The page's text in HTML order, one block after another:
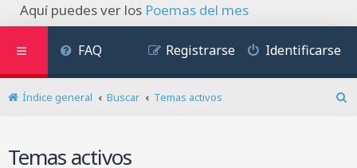
Aquí puedes ver los Poemas del mes
FAQ Identificarse
Registrarse
Índice general Buscar
Temas activos
Temas activos